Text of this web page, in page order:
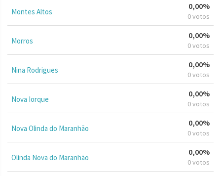
Montes Altos
0,00%
0 votos
Morros
0,00%
0 votos
Nina Rodrigues
0,00%
0 votos
Nova Iorque
0,00%
0 votos
Nova Olinda do Maranhão
0,00%
0 votos
Olinda Nova do Maranhão
0,00%
0 votos